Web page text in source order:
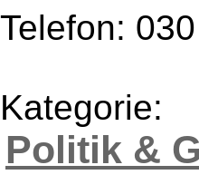
Telefon:
Kategorie:
Politik &